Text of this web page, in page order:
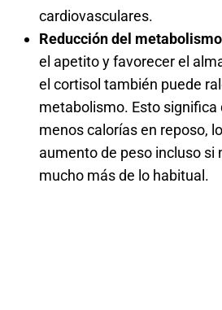
cardiovasculares.
Reducción del metabolismo
el apetito y favorecer el
el cortisol también puede
metabolismo. Esto significa
menos calorías en reposo,
aumento de peso incluso si
mucho más de lo habitual.